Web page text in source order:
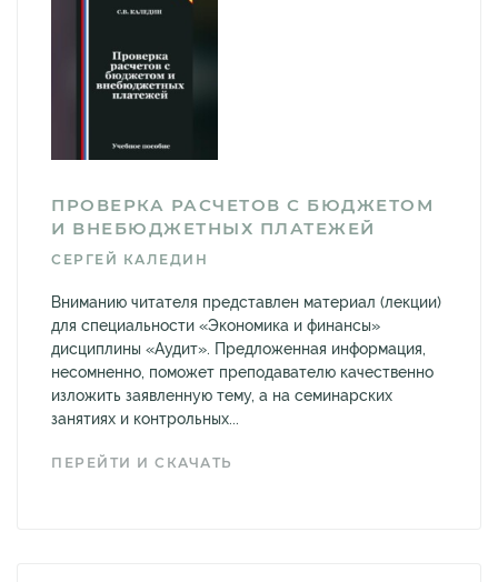
ПРОВЕРКА РАСЧЕТОВ С БЮДЖЕТОМ
И ВНЕБЮДЖЕТНЫХ ПЛАТЕЖЕЙ
СЕРГЕЙ КАЛЕДИН
Вниманию читателя представлен материал (лекции)
для специальности «Экономика и финансы»
дисциплины «Аудит». Предложенная информация,
несомненно, поможет преподавателю качественно
изложить заявленную тему, а на семинарских
занятиях и контрольных...
ПЕРЕЙТИ И СКАЧАТЬ